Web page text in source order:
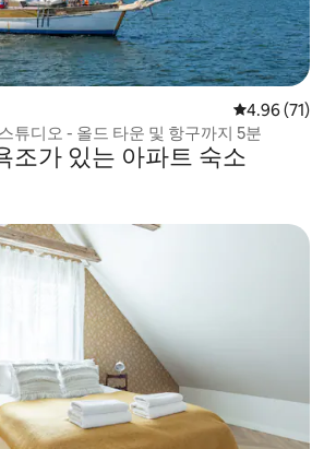
평점 4.96점
4.96 (71)
튜디오 - 올드 타운 및 항구까지 5분
조가 있는 아파트 숙소